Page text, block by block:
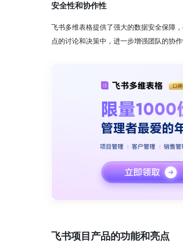
安全性和协作性
飞书多维表格提供了强大的数据安全保障
点的讨论和决策中，进一步增强团队的协
飞书项目产品的功能和亮点